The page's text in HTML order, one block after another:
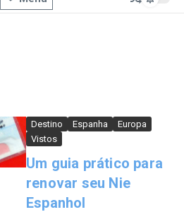
Destino Espanha
Europa
Vistos
Um guia prático para
renovar seu Nie
Espanhol